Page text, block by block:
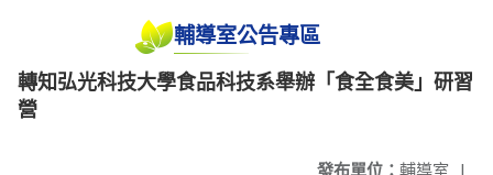
輔導室公告專區
轉知弘光科技大學食品科技系舉辦「食全食美」研習
營
發布單位： 輔導室 |